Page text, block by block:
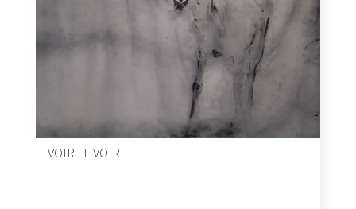
VOIR LE VOIR